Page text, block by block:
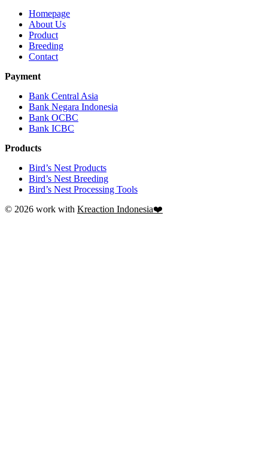
Homepage
About Us
Product
Breeding
Contact
Payment
Bank Central Asia
Bank Negara Indonesia
Bank OCBC
Bank ICBC
Products
Bird’s Nest Products
Bird’s Nest Breeding
Bird’s Nest Processing Tools
© 2026 work with Kreaction Indonesia❤️